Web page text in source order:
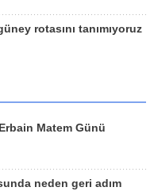
rotasını tanımıyoruz
Matem Günü
neden geri adım